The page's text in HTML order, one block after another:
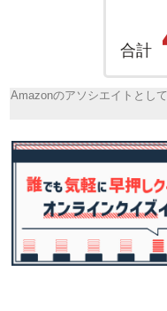
合計
Amazonのアソシエイトとし